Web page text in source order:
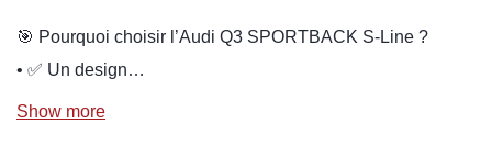
🎯 Pourquoi choisir l’Audi Q3 SPORTBACK S-Line ?
• ✅ Un design…
Show more